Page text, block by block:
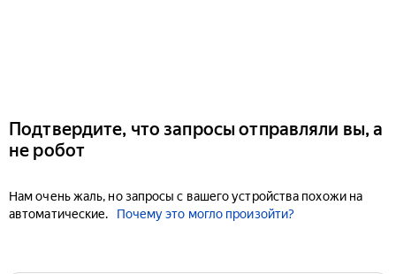
Подтвердите, что запросы отправляли вы, а
не робот
Нам очень жаль, но запросы с вашего устройства похожи на
автоматические.
Почему это могло произойти?